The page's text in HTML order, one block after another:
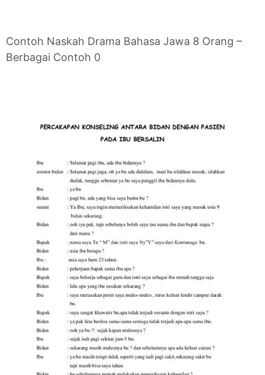
Contoh Naskah Drama Bahasa Jawa 8 Orang –
Berbagai Contoh 0